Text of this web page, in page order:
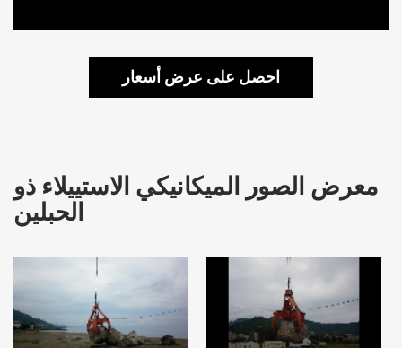
احصل على عرض أسعار
معرض الصور الميكانيكي الاستييلاء ذو
الحبلين